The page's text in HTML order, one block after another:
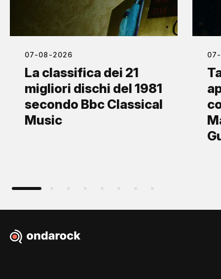
07-08-2026
La classifica dei 21
migliori dischi del 1981
secondo Bbc Classical
Music